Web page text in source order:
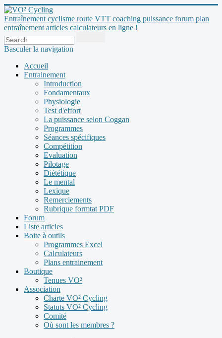
Entraînement cyclisme route VTT coaching puissance forum plan
entraînement articles calculateurs en ligne !
Basculer la navigation
Accueil
Entrainement
Introduction
Fondamentaux
Physiologie
Test d'effort
La puissance selon Coggan
Programmes
Séances spécifiques
Compétition
Evaluation
Pilotage
Diététique
Le mental
Lexique
Remerciements
Rubrique formtat PDF
Forum
Liste articles
Boite à outils
Programmes Excel
Calculateurs
Plans entrainement
Boutique
Tenues VO²
Association
Charte VO² Cycling
Statuts VO² Cycling
Comité
Où sont les membres ?